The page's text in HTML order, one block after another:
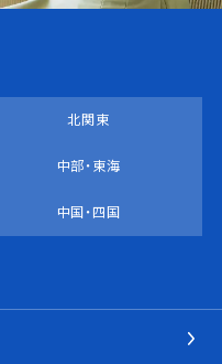
北関東
中部・東海
中国・四国